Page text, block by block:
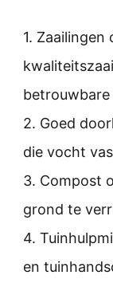
1.
betrouwbare
2. Goed
die vocht
3. Compost
grond te
4.
en